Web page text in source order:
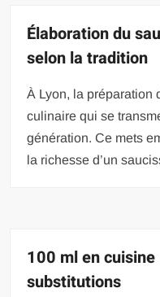
Élaboration du
selon la tradition
À Lyon, la préparation
culinaire qui se
génération. Ce mets
la richesse d’un
100 ml en
substitutions